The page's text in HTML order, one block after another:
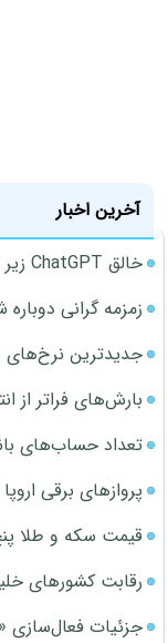
آخرین اخبار
خالق ChatGPT زیر ذره‌بین وزارت دادگستری آمریکا
زمزمه گرانی
جدیدترین نرخ‌های
بارش‌های فراتر از
تعداد حساب‌های
پروازهای برقی اروپا تا 2030 آغاز
قیمت سکه و طلا پنج‌شنبه 15
رقابت کشورهای
جزئیات فعال‌سازی